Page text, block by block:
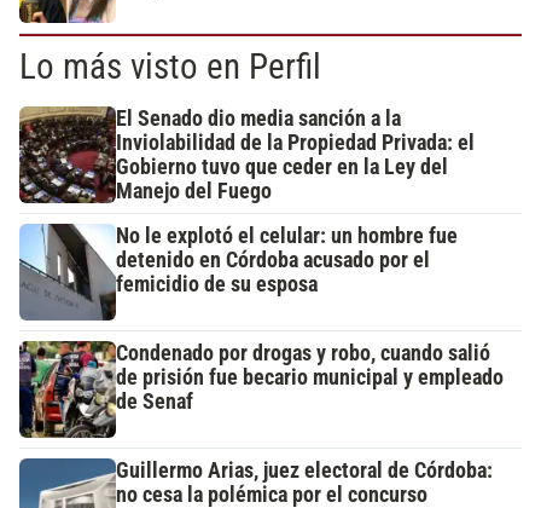
Lo más visto en Perfil
El Senado dio media sanción a la
Inviolabilidad de la Propiedad Privada: el
Gobierno tuvo que ceder en la Ley del
Manejo del Fuego
No le explotó el celular: un hombre fue
detenido en Córdoba acusado por el
femicidio de su esposa
Condenado por drogas y robo, cuando salió
de prisión fue becario municipal y empleado
de Senaf
Guillermo Arias, juez electoral de Córdoba:
no cesa la polémica por el concurso